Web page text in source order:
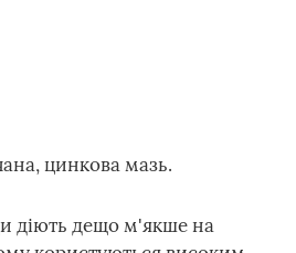
цинкова мазь.
діють дещо м'якше на